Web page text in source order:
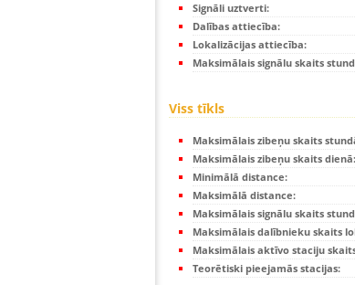
Signāli uztverti:
Dalības attiecība:
Lokalizācijas attiecība:
Maksimālais signālu skaits
Viss tīkls
Maksimālais zibeņu skaits
Maksimālais zibeņu skaits dienā:
Minimālā distance:
Maksimālā distance:
Maksimālais signālu skaits
Maksimālais dalībnieku skaits
Maksimālais aktīvo staciju
Teorētiski pieejamās stacijas: